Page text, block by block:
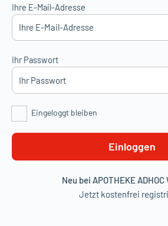
Ihre E-Mail-Adresse
Ihr Passwort
Eingeloggt bleiben
Einloggen
Neu bei APOTHEKE
Jetzt kostenfrei